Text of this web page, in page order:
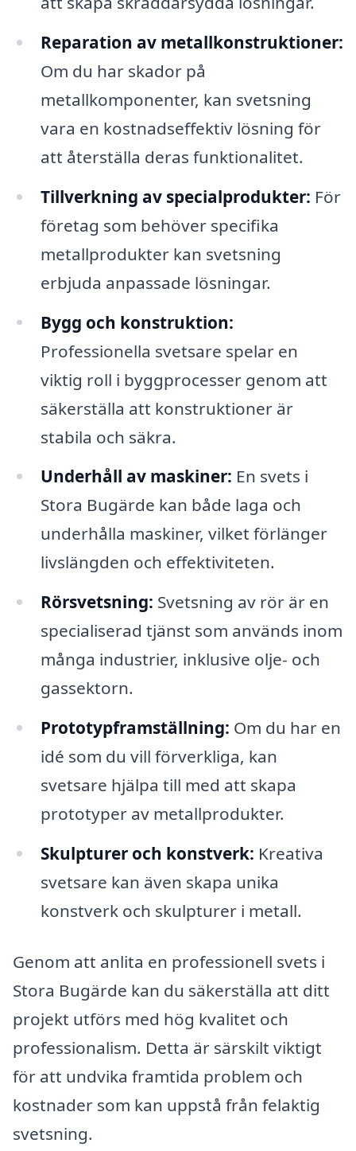
Reparation av metallkonstruktioner:
Om du har skador på
metallkomponenter, kan svetsning
vara en kostnadseffektiv lösning för
att återställa deras funktionalitet.
Tillverkning av specialprodukter: För
företag som behöver specifika
metallprodukter kan svetsning
erbjuda anpassade lösningar.
Bygg och konstruktion:
Professionella svetsare spelar en
viktig roll i byggprocesser genom att
säkerställa att konstruktioner är
stabila och säkra.
Underhåll av maskiner: En svets i
Stora Bugärde kan både laga och
underhålla maskiner, vilket förlänger
livslängden och effektiviteten.
Rörsvetsning: Svetsning av rör är en
specialiserad tjänst som används inom
många industrier, inklusive olje- och
gassektorn.
Prototypframställning: Om du har en
idé som du vill förverkliga, kan
svetsare hjälpa till med att skapa
prototyper av metallprodukter.
Skulpturer och konstverk: Kreativa
svetsare kan även skapa unika
konstverk och skulpturer i metall.
Genom att anlita en professionell svets i
Stora Bugärde kan du säkerställa att ditt
projekt utförs med hög kvalitet och
professionalism. Detta är särskilt viktigt
för att undvika framtida problem och
kostnader som kan uppstå från felaktig
svetsning.